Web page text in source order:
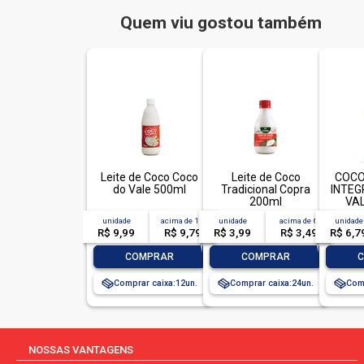
Quem viu gostou também
Leite de Coco Coco
do Vale 500ml
unidade
R$ 9,99
acima de 12
R$ 9,79
COMPRAR
Comprar caixa:12
Leite de Coco
Tradicional Copra
200ml
unidade
R$ 3,99
acima de 6
R$ 3,49
COMPRAR
Comprar caixa:24
unidade
R$
NOSSAS VANTAGENS